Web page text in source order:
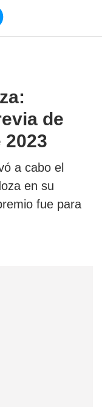
de
2023
a cabo el
en su
fue para